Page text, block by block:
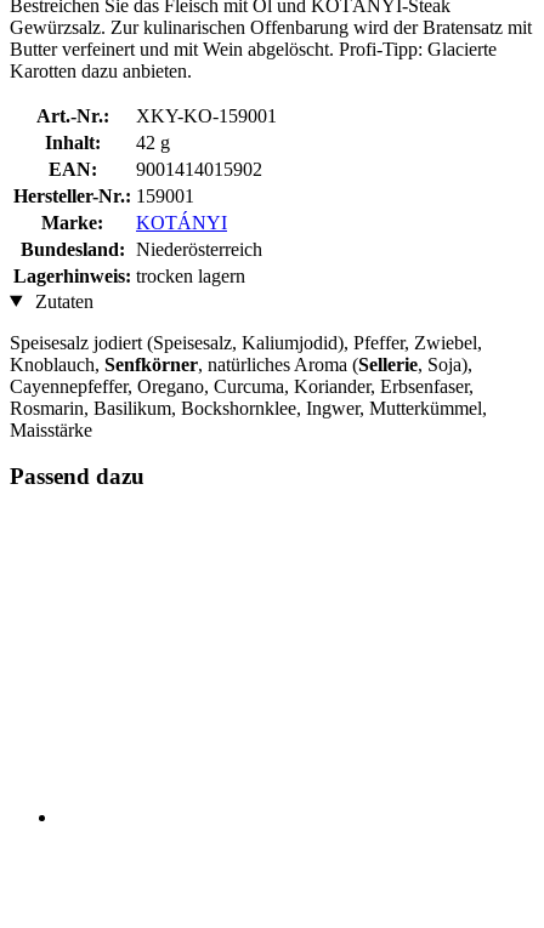
Bestreichen Sie das Fleisch mit Öl und KOTÁNYI-Steak
Gewürzsalz. Zur kulinarischen Offenbarung wird der Bratensatz mit
Butter verfeinert und mit Wein abgelöscht. Profi-Tipp: Glacierte
Karotten dazu anbieten.
Art.-Nr.:
XKY-KO-159001
Inhalt:
42 g
EAN:
9001414015902
Hersteller-Nr.: 159001
Marke:
KOTÁNYI
Bundesland: Niederösterreich
Lagerhinweis: trocken lagern
Zutaten
Speisesalz jodiert (Speisesalz, Kaliumjodid), Pfeffer, Zwiebel,
Knoblauch, Senfkörner, natürliches Aroma (Sellerie, Soja),
Cayennepfeffer, Oregano, Curcuma, Koriander, Erbsenfaser,
Rosmarin, Basilikum, Bockshornklee, Ingwer, Mutterkümmel,
Maisstärke
Passend dazu